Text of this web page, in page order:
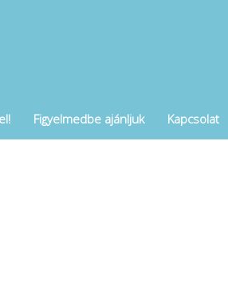
Figyelmedbe ajánljuk Kapcsolat